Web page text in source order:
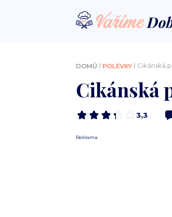
DOMŮ ⟩ POLÉVKY⟩ Cikánská
Cikánská
3,3
Reklama